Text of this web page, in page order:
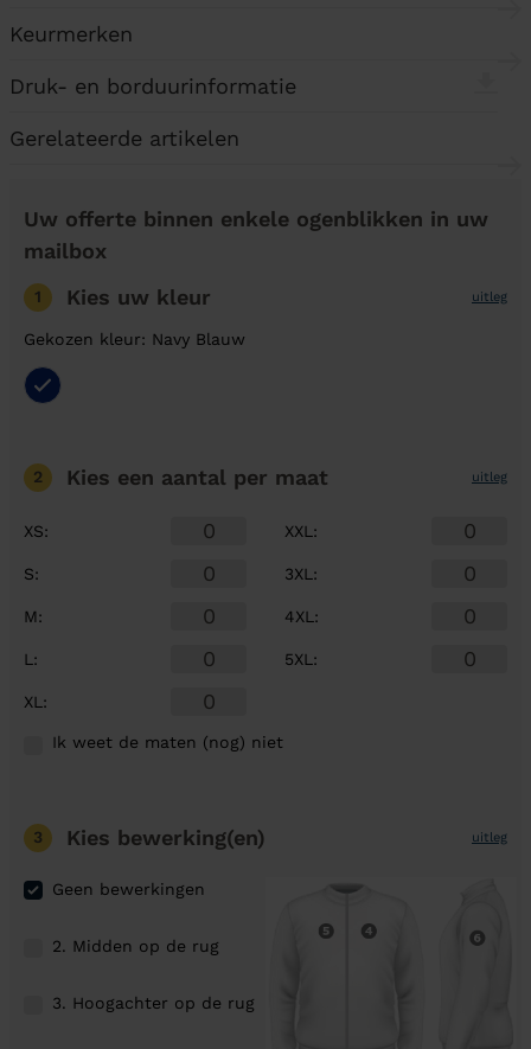
Keurmerken
Druk- en borduurinformatie
Gerelateerde artikelen
Uw offerte binnen enkele ogenblikken in uw
mailbox
1 Kies uw kleur uitleg
Gekozen kleur: Navy Blauw
2 Kies een aantal per maat uitleg
XS:
S:
M:
L :
XL :
XXL :
3XL :
4XL :
5XL :
Ik weet de maten (nog) niet
3 Kies bewerking(en) uitleg
Geen bewerkingen
2. Midden op de rug
3. Hoogachter op de rug